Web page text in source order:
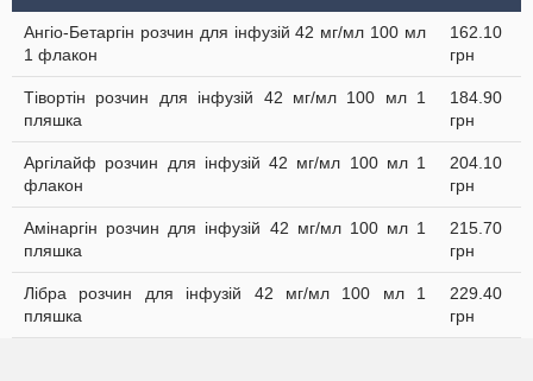
Ангіо-Бетаргін розчин для інфузій 42 мг/мл 100 мл
1 флакон
162.10
грн
Тівортін розчин для інфузій 42 мг/мл 100 мл 1
пляшка
184.90
грн
Аргілайф розчин для інфузій 42 мг/мл 100 мл 1
флакон
204.10
грн
Амінаргін розчин для інфузій 42 мг/мл 100 мл 1
пляшка
215.70
грн
Лібра розчин для інфузій 42 мг/мл 100 мл 1
пляшка
229.40
грн